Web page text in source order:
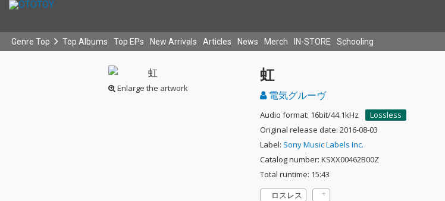
Genre Top Top Albums Top EPs New Arrivals Articles News Merch IN-STORE Schooling
Enlarge the artwork
虹
電気グルーヴ
Audio format: 16bit/44.1kHz
Lossless
Original release date: 2016-08-03
Label: Sony Music Labels Inc.
Catalog number: KSXX00462B00Z
Total runtime: 15:43
ロスレス